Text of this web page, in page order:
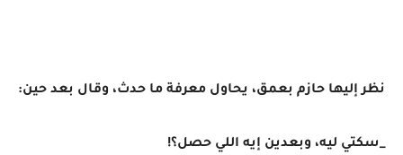
نظر إليها حازم بعمق، يحاول معرفة ما حدث، وقال بعد حين:
_سكتي ليه، وبعدين إيه اللي حصل؟!